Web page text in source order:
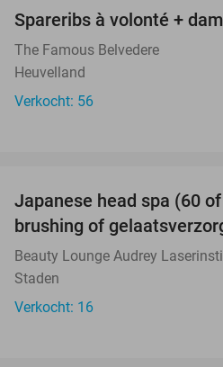
Spareribs à volonté +
The Famous Belvedere
Heuvelland
Verkocht: 56
Japanese head spa (60
brushing of
Beauty Lounge Audrey
Staden
Verkocht: 16